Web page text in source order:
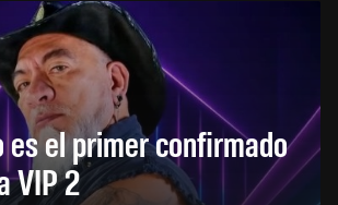
es el primer confirmado
VIP 2